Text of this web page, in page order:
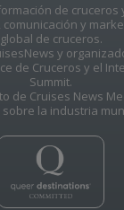
de cruceros
y
global de cruceros.
y
de Cruceros y el
Summit.
de Cruises News
la industria